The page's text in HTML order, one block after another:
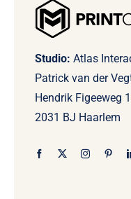
Studio: Atlas
Patrick van der
Hendrik Figeeweg
2031 BJ Haarlem